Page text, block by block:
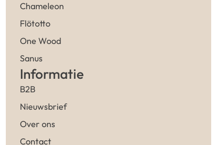
Chameleon
Flötotto
One Wood
Sanus
Informatie
B2B
Nieuwsbrief
Over ons
Contact